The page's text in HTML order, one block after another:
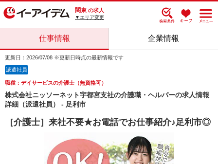
関東 の求人
▼エリア変更
仕事情報 企業情報
更新日：2026/07/08 ※更新日時点の最新情報です
派遣社員
職種：デイサービスの介護士（無資格可）
株式会社ニッソーネット宇都宮支社の介護職・ヘルパーの求人情報
詳細（派遣社員） - 足利市
［介護士］来社不要★お電話でお仕事紹介♪足利市◎